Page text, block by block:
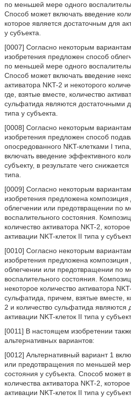
по меньшей мере одного
Способ может включать введение
которое является достаточным для
у субъекта.
[0007] Согласно некоторым
изобретения предложен способ
по меньшей мере одного
Способ может включать введение
активатора NKT-2 и некоторого
где, взятые вместе, количество
сульфатида являются достаточными
типа у субъекта.
[0008] Согласно некоторым
изобретения предложен способ
опосредованного NKT-клетками I
включать введение эффективного
субъекту, в результате чего
типа.
[0009] Согласно некоторым
изобретения предложена
облегчении или предотвращении по
воспалительного состояния.
количество активатора NKT-2,
активации NKT-клеток II типа у
[0010] Согласно некоторым
изобретения предложена
облегчении или предотвращении по
воспалительного состояния.
некоторое количество активатора
сульфатида, причем, взятые вместе,
2 и количество сульфатида являются
активации NKT-клеток II типа у
[0011] В настоящем изобретении
альтернативных вариантов:
[0012] Альтернативный вариант 1
или предотвращения по меньшей
состояния у субъекта. Способ может
количества активатора NKT-2,
активации NKT-клеток II типа у